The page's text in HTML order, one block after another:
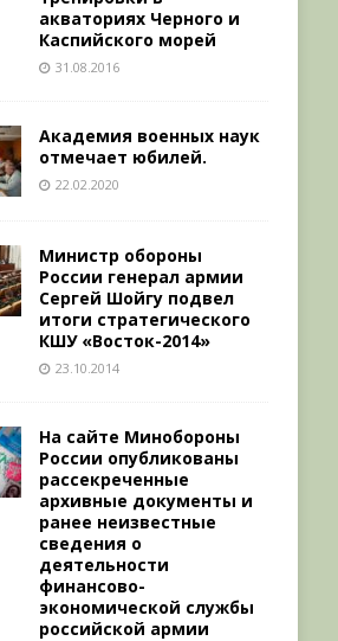
акваториях Черного и
Каспийского морей
31.08.2016
Академия военных наук
отмечает юбилей.
22.02.2020
Министр обороны
России генерал армии
Сергей Шойгу подвел
итоги стратегического
КШУ «Восток-2014»
23.10.2014
На сайте Минобороны
России опубликованы
рассекреченные
архивные документы и
ранее неизвестные
сведения о
деятельности
финансово-
экономической службы
российской армии